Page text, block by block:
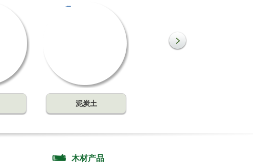
泥炭土
木材产品